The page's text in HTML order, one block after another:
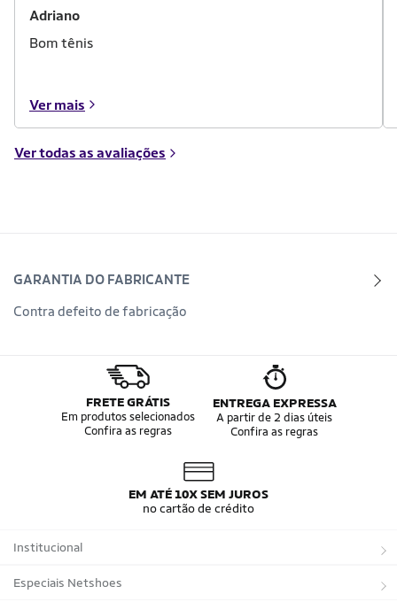
Adriano
Bom tênis
Ver mais
Ver todas as avaliações
GARANTIA DO FABRICANTE
Contra defeito de fabricação
FRETE GRÁTIS
Em produtos selecionados
Confira as regras
ENTREGA EXPRESSA
A partir de 2 dias úteis
Confira as regras
EM ATÉ 10X SEM JUROS
no cartão de crédito
Institucional
Sobre a Netshoes
Especiais Netshoes